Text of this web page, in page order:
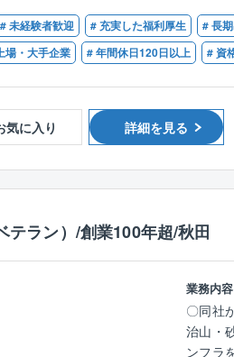
た提案
守・メ
転業務
ナンス
や重量
幅広い
■教育
入社後
務や製
【歓迎
■ボイ
■普通
# 未経験者歓迎 # 充実した福利厚生 # 長
場・大手企業 # 年間休日120日以上 # 資
気に入り 詳細を見る
テラン）/創業100年超/秋田
業務内容
〇同社
治山・
ンフラ